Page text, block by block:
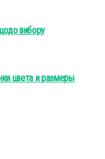
вибору
цвета и размеры